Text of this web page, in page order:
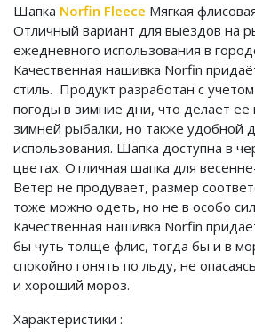
Шапка Norfin Fleece Мягкая
Отличный вариант для выездов на
ежедневного использования в
Качественная нашивка Norfin
стиль. Продукт разработан с
погоды в зимние дни, что делает
зимней рыбалки, но также удобной
использования. Шапка доступна в
цветах. Отличная шапка для
Ветер не продувает, размер
тоже можно одеть, но не в особо
Качественная нашивка Norfin
бы чуть толще флис, тогда бы и в
спокойно гонять по льду, не
и хороший мороз.
Характеристики :